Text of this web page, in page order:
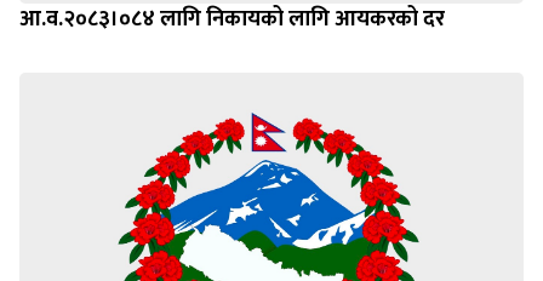
आ.व.२०८३।०८४ लागि निकायको लागि आयकरको दर